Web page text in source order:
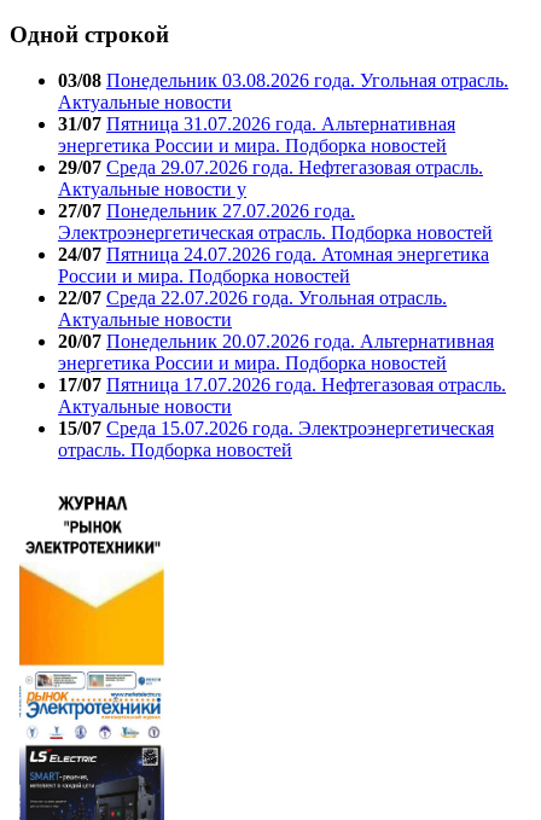
Одной строкой
03/08 Понедельник 03.08.2026 года. Угольная отрасль.
Актуальные новости
31/07 Пятница 31.07.2026 года. Альтернативная
энергетика России и мира. Подборка новостей
29/07 Среда 29.07.2026 года. Нефтегазовая отрасль.
Актуальные новости у
27/07 Понедельник 27.07.2026 года.
Электроэнергетическая отрасль. Подборка новостей
24/07 Пятница 24.07.2026 года. Атомная энергетика
России и мира. Подборка новостей
22/07 Среда 22.07.2026 года. Угольная отрасль.
Актуальные новости
20/07 Понедельник 20.07.2026 года. Альтернативная
энергетика России и мира. Подборка новостей
17/07 Пятница 17.07.2026 года. Нефтегазовая отрасль.
Актуальные новости
15/07 Среда 15.07.2026 года. Электроэнергетическая
отрасль. Подборка новостей